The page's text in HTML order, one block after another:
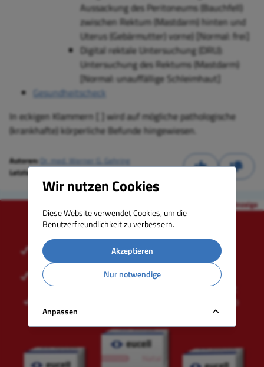
Aussackung des Peritoneums (Bauchfell)
zwischen Rektum (Mastdarm) hinten und
Uterus (Gebärmutter) vorne) [Normal: frei]
Digital rektale Untersuchung (DRU):
Untersuchung des Rektums (Mastdarm)
[Normal: unauffällige Schleimhaut]
Gesundheitscheck
In eckigen Klammern [ ] wird auf mögliche pathologische
(krankhafte) körperliche Befunde hingewiesen.
Autoren: Dr. med. Werner G. Gehring
Letzte Aktualisierung:
Wir nutzen Cookies
Diese Website verwendet Cookies, um die
Benutzerfreundlichkeit zu verbessern.
Akzeptieren
Nur notwendige
Anpassen